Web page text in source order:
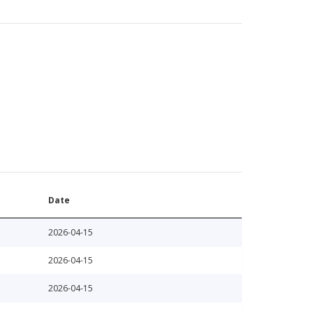
Date
2026-04-15
2026-04-15
2026-04-15